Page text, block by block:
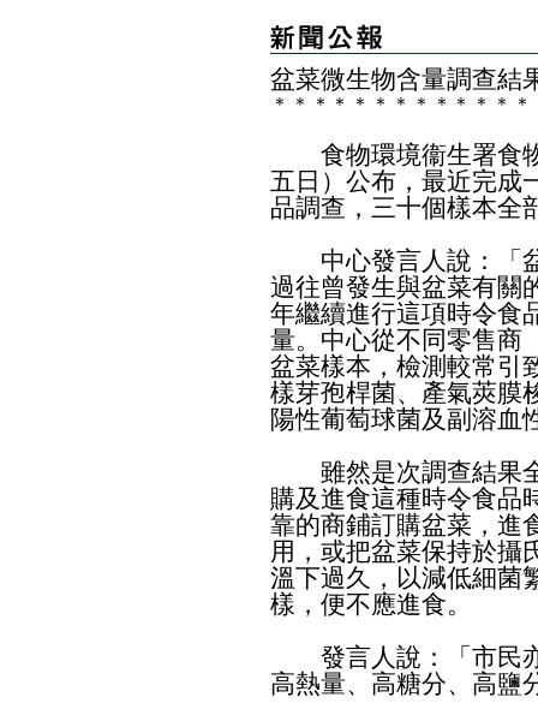
盆菜微生物含量調查結
＊ ＊ ＊ ＊ ＊ ＊ ＊ ＊ ＊ ＊ ＊ ＊ ＊
食物環境衞生署食物
五日）公布，最近完成
品調查，三十個樣本全
中心發言人說：「盆
過往曾發生與盆菜有關
年繼續進行這項時令食
量。中心從不同零售商
盆菜樣本，檢測較常引
樣芽孢桿菌、產氣莢膜
陽性葡萄球菌及副溶血
雖然是次調查結果全
購及進食這種時令食品
靠的商鋪訂購盆菜，進
用，或把盆菜保持於攝
溫下過久，以減低細菌
樣，便不應進食。
發言人說：「市民亦
高熱量、高糖分、高鹽